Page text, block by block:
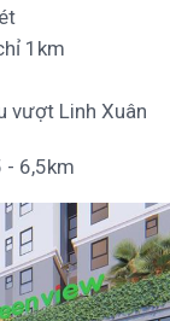
1km
vượt Linh Xuân
- 6,5km